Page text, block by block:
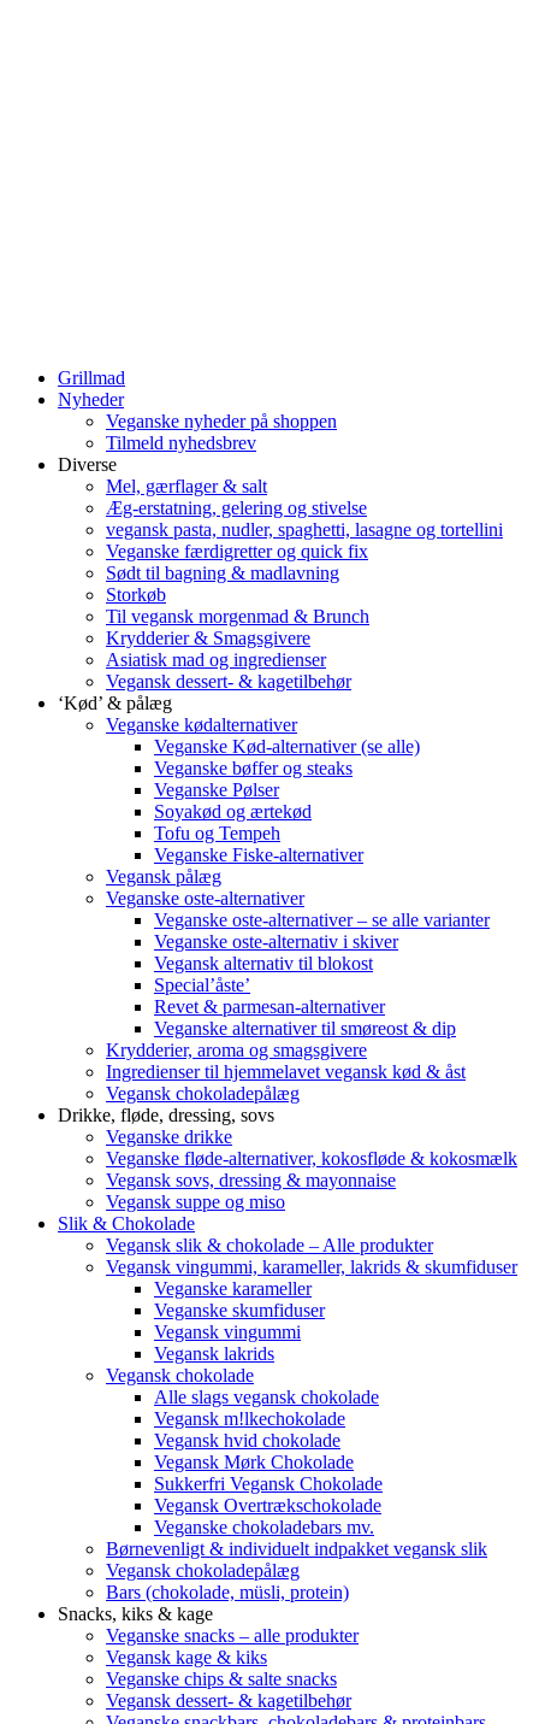
Grillmad
Nyheder
Veganske nyheder på shoppen
Tilmeld nyhedsbrev
Diverse
Mel, gærflager & salt
Æg-erstatning, gelering og stivelse
vegansk pasta, nudler, spaghetti, lasagne og tortellini
Veganske færdigretter og quick fix
Sødt til bagning & madlavning
Storkøb
Til vegansk morgenmad & Brunch
Krydderier & Smagsgivere
Asiatisk mad og ingredienser
Vegansk dessert- & kagetilbehør
‘Kød’ & pålæg
Veganske kødalternativer
Veganske Kød-alternativer (se alle)
Veganske bøffer og steaks
Veganske Pølser
Soyakød og ærtekød
Tofu og Tempeh
Veganske Fiske-alternativer
Vegansk pålæg
Veganske oste-alternativer
Veganske oste-alternativer – se alle varianter
Veganske oste-alternativ i skiver
Vegansk alternativ til blokost
Special’åste’
Revet & parmesan-alternativer
Veganske alternativer til smøreost & dip
Krydderier, aroma og smagsgivere
Ingredienser til hjemmelavet vegansk kød & åst
Vegansk chokoladepålæg
Drikke, fløde, dressing, sovs
Veganske drikke
Veganske fløde-alternativer, kokosfløde & kokosmælk
Vegansk sovs, dressing & mayonnaise
Vegansk suppe og miso
Slik & Chokolade
Vegansk slik & chokolade – Alle produkter
Vegansk vingummi, karameller, lakrids & skumfiduser
Veganske karameller
Veganske skumfiduser
Vegansk vingummi
Vegansk lakrids
Vegansk chokolade
Alle slags vegansk chokolade
Vegansk m!lkechokolade
Vegansk hvid chokolade
Vegansk Mørk Chokolade
Sukkerfri Vegansk Chokolade
Vegansk Overtrækschokolade
Veganske chokoladebars mv.
Børnevenligt & individuelt indpakket vegansk slik
Vegansk chokoladepålæg
Bars (chokolade, müsli, protein)
Snacks, kiks & kage
Veganske snacks – alle produkter
Vegansk kage & kiks
Veganske chips & salte snacks
Vegansk dessert- & kagetilbehør